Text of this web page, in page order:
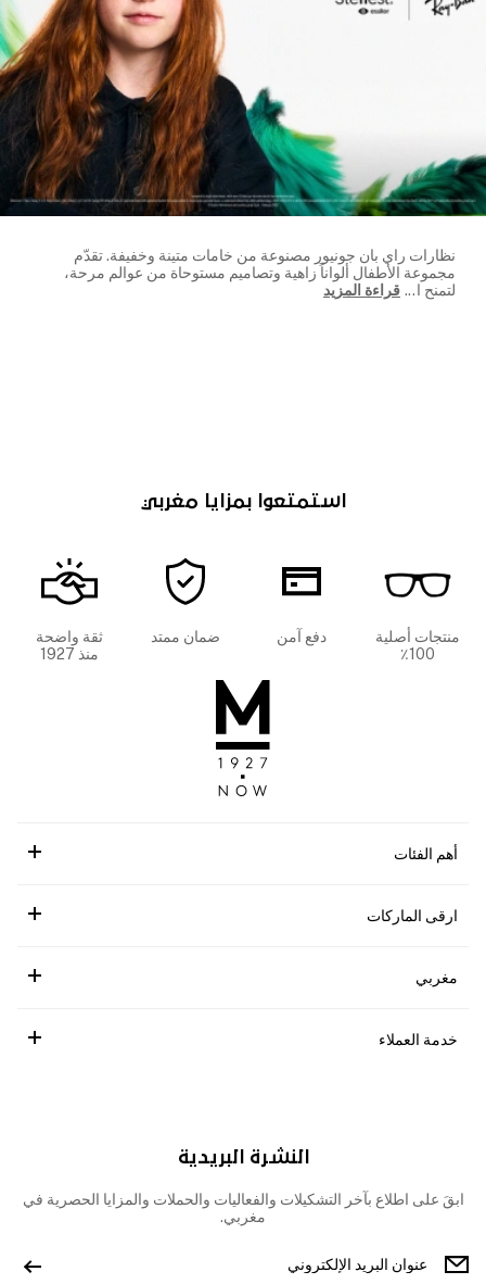
نظارات راي بان جونيور مصنوعة من خامات متينة وخفيفة. تقدّم
مجموعة الأطفال ألواناً زاهية وتصاميم مستوحاة من عوالم مرحة،
لتمنح ا... قراءة المزيد
استمتعوا بمزايا مغربي
منتجات أصلية
100٪
دفع آمن ضمان ممتد
ثقة واضحة
منذ 1927
أهم الفئات
ارقى الماركات
مغربي
خدمة العملاء
النشرة البريدية
ابقَ على اطلاع بآخر التشكيلات والفعاليات والحملات والمزايا الحصرية في
مغربي.